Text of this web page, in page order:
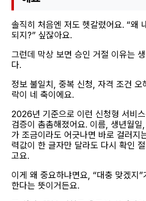
솔직히 처음엔 저도 헷갈렸어요. “왜
되지?” 싶잖아요.
그런데 막상 보면 승인 거절 이유는
다.
정보 불일치, 중복 신청, 자격 조건 오
락이 네 축이에요.
2026년 기준으로 이런 신청형 서비
검증이 촘촘해졌어요. 이름, 생년월
가 조금이라도 어긋나면 바로 걸러지
력값이 한 글자만 달라도 다시 확인
고요.
이게 왜 중요하냐면요, “대충 맞겠지
한다는 뜻이거든요.